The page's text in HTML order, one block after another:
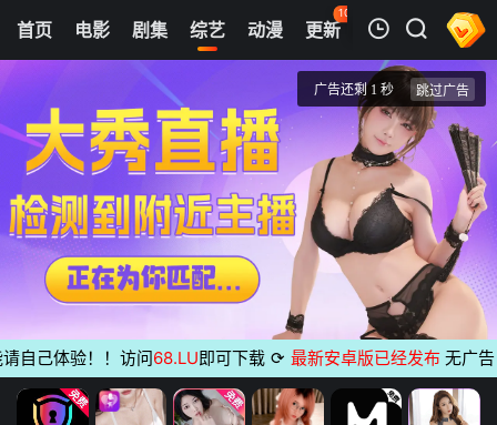
首页 电影 剧集 综艺 动漫 更新
107
热榜 APP
我的观影记录
20201105学院先导片
明星大侦探之名侦探学院 第三季
清空
体验！！访问 68.LU即可下载 ⟳ 最新安卓版已经发布无广告 支持